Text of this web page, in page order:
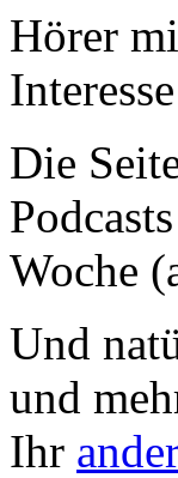
Hörer
Die
Woche
Und
und
Ihr